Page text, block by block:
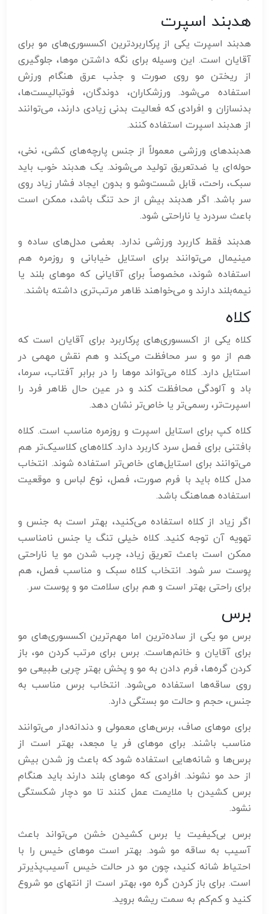
هدبند اسپرت
هدبند اسپرت یکی از پرکاربردترین اکسسوری‌های مو برای
آقایان است. این وسیله برای نگه داشتن موها، جلوگیری
از ریختن مو روی صورت و جذب عرق هنگام ورزش
استفاده می‌شود. ورزشکاران، دوندگان، فوتبالیست‌ها،
بدنسازان و افرادی که فعالیت بدنی زیادی دارند، می‌توانند
از هدبند اسپرت استفاده کنند.
هدبندهای ورزشی معمولاً از جنس پارچه‌های کشی، نخی،
حوله‌ای یا ضدتعریق تولید می‌شوند. یک هدبند خوب باید
سبک، راحت، قابل شست‌وشو و بدون ایجاد فشار زیاد روی
سر باشد. اگر هدبند بیش از حد تنگ باشد، ممکن است
باعث سردرد یا ناراحتی شود.
هدبند فقط کاربرد ورزشی ندارد. بعضی مدل‌های ساده و
مینیمال می‌توانند برای استایل خیابانی و روزمره هم
استفاده شوند، مخصوصاً برای آقایانی که موهای بلند یا
نیمه‌بلند دارند و می‌خواهند ظاهر مرتب‌تری داشته باشند.
کلاه
کلاه یکی از اکسسوری‌های پرکاربرد برای آقایان است که
هم از مو و سر محافظت می‌کند و هم نقش مهمی در
استایل دارد. کلاه می‌تواند موها را در برابر آفتاب، سرما،
باد و آلودگی محافظت کند و در عین حال ظاهر فرد را
اسپرت‌تر، رسمی‌تر یا خاص‌تر نشان دهد.
کلاه کپ برای استایل اسپرت و روزمره مناسب است. کلاه
بافتنی برای فصل سرد کاربرد دارد. کلاه‌های کلاسیک‌تر هم
می‌توانند برای استایل‌های خاص‌تر استفاده شوند. انتخاب
مدل کلاه باید با فرم صورت، فصل، نوع لباس و موقعیت
استفاده هماهنگ باشد.
اگر زیاد از کلاه استفاده می‌کنید، بهتر است به جنس و
تهویه آن توجه کنید. کلاه خیلی تنگ یا جنس نامناسب
ممکن است باعث تعریق زیاد، چرب شدن مو یا ناراحتی
پوست سر شود. انتخاب کلاه سبک و مناسب فصل، هم
برای راحتی بهتر است و هم برای سلامت مو و پوست سر.
برس
برس مو یکی از ساده‌ترین اما مهم‌ترین اکسسوری‌های مو
برای آقایان و خانم‌هاست. برس برای مرتب کردن مو، باز
کردن گره‌ها، فرم دادن به مو و پخش بهتر چربی طبیعی مو
روی ساقه‌ها استفاده می‌شود. انتخاب برس مناسب به
جنس، حجم و حالت مو بستگی دارد.
برای موهای صاف، برس‌های معمولی و دندانه‌دار می‌توانند
مناسب باشند. برای موهای فر یا مجعد، بهتر است از
برس‌ها و شانه‌هایی استفاده شود که باعث وز شدن بیش
از حد مو نشوند. افرادی که موهای بلند دارند باید هنگام
برس کشیدن با ملایمت عمل کنند تا مو دچار شکستگی
نشود.
برس بی‌کیفیت یا برس کشیدن خشن می‌تواند باعث
آسیب به ساقه مو شود. بهتر است موهای خیس را با
احتیاط شانه کنید، چون مو در حالت خیس آسیب‌پذیرتر
است. برای باز کردن گره مو، بهتر است از انتهای مو شروع
کنید و کم‌کم به سمت ریشه بروید.